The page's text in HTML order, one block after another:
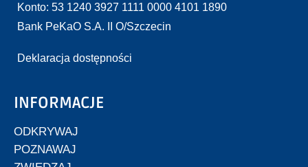
Konto: 53 1240 3927 1111 0000 4101 1890
Bank PeKaO S.A. II O/Szczecin
Deklaracja dostępności
INFORMACJE
ODKRYWAJ
POZNAWAJ